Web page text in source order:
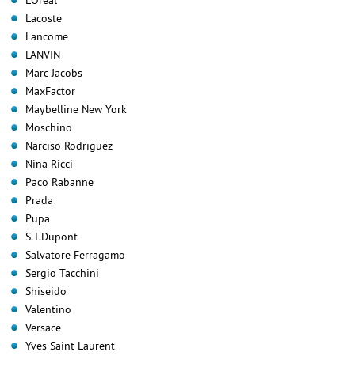
Lacoste
Lancome
LANVIN
Marc Jacobs
MaxFactor
Maybelline New York
Moschino
Narciso Rodriguez
Nina Ricci
Paco Rabanne
Prada
Pupa
S.T.Dupont
Salvatore Ferragamo
Sergio Tacchini
Shiseido
Valentino
Versace
Yves Saint Laurent